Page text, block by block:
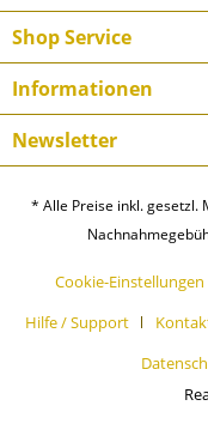
Shop Service
Informationen
Newsletter
* Alle Preise inkl. gesetzl.
Cookie-Einstellungen
Hilfe / Support